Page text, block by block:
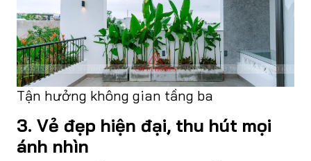
Tận hưởng không gian tầng ba
3. Vẻ đẹp hiện đại, thu hút mọi
ánh nhìn